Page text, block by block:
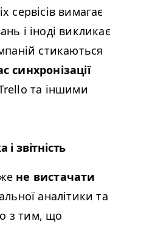
сервісів вимагає
і іноді викликає
стикаються
синхронізації
та іншими
звітність
не вистачати
аналітики та
з тим, що